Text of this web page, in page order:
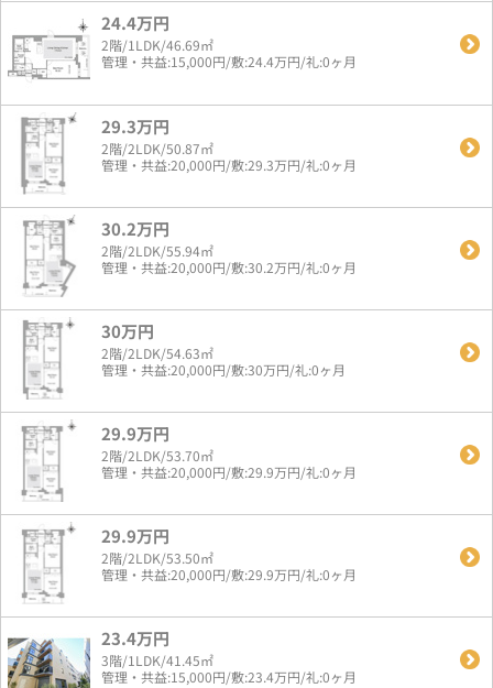
24.4万円
2階/1LDK/46.69㎡
管理・共益:15,000円/敷:24.4万円/礼:0ヶ月
29.3万円
2階/2LDK/50.87㎡
管理・共益:20,000円/敷:29.3万円/礼:0ヶ月
30.2万円
2階/2LDK/55.94㎡
管理・共益:20,000円/敷:30.2万円/礼:0ヶ月
30万円
2階/2LDK/54.63㎡
管理・共益:20,000円/敷:30万円/礼:0ヶ月
29.9万円
2階/2LDK/53.70㎡
管理・共益:20,000円/敷:29.9万円/礼:0ヶ月
29.9万円
2階/2LDK/53.50㎡
管理・共益:20,000円/敷:29.9万円/礼:0ヶ月
23.4万円
3階/1LDK/41.45㎡
管理・共益:15,000円/敷:23.4万円/礼:0ヶ月